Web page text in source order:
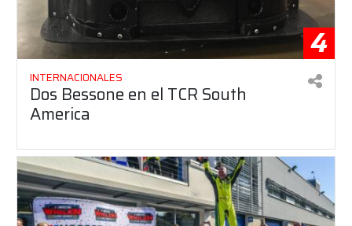
4
INTERNACIONALES
Dos Bessone en el TCR South
America